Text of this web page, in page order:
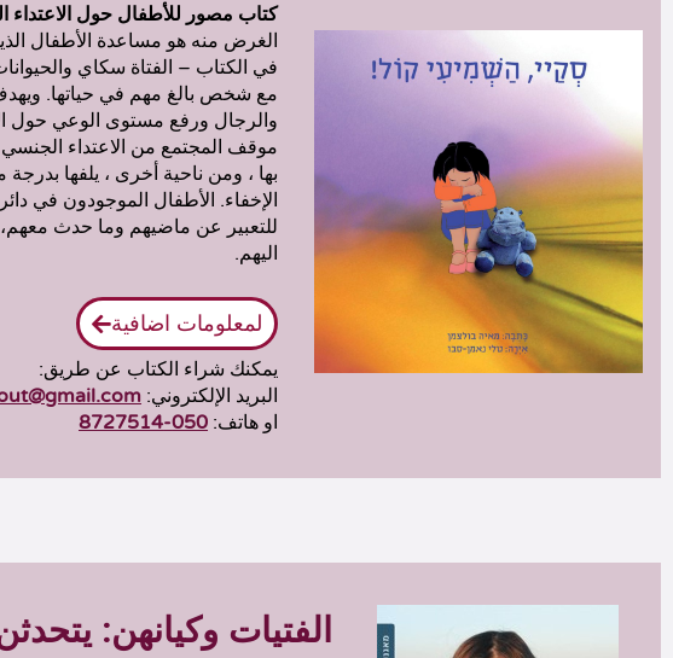
كتاب مصور للأطفال حول الاعتداء
الغرض منه هو مساعدة الأطفال
في الكتاب – الفتاة سكاي
مع شخص بالغ مهم في حياتها.
والرجال ورفع مستوى الوعي حول
موقف المجتمع من الاعتداء
بها ، ومن ناحية أخرى ، يلفها
الإخفاء. الأطفال الموجودون في
للتعبير عن ماضيهم وما حدث
اليهم.
لمعلومات اضافية
يمكنك شراء الكتاب عن طريق:
البريد الإلكتروني:
او هاتف: 050-8727514
الفتيات وكيانهن: